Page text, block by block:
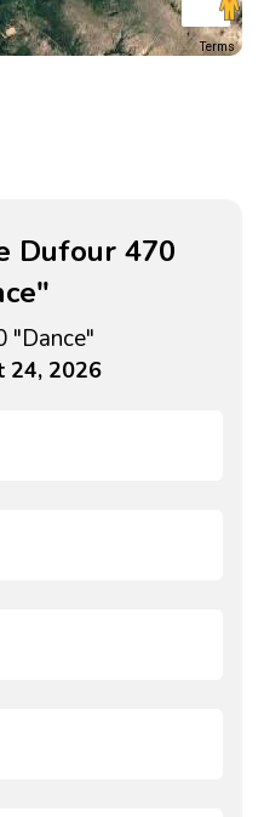
Terms
Dufour 470
"Dance"
24, 2026